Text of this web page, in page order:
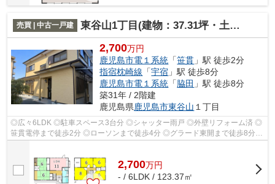
売買 | 中古一戸建 東谷山1丁目(建物：37.31坪・土地：70.04坪) 中古住宅
2,700万円
鹿児島市電１系統 「笹貫 」駅 徒歩2分
指宿枕崎線 「宇宿 」駅 徒歩8分
鹿児島市電１系統 「脇田 」駅 徒歩8分
築31年 / 2階建
鹿児島県鹿児島市東谷山 １丁目
◎広々6LDK ◎駐車スペース3台分 ◎シャッター雨戸 ◎外壁リフォーム済 ◎
笹貫電停まで徒歩2分 ◎ローソンまで徒歩4分 ◎グラード東開まで徒歩8分
2,700万円
- / 6LDK / 123.37㎡